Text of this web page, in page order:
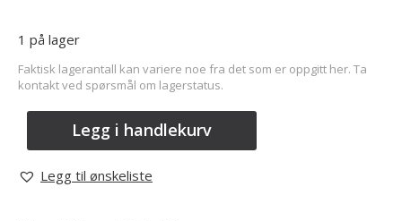
1 på lager
Faktisk lagerantall kan variere noe fra det som er oppgitt her. Ta
kontakt ved spørsmål om lagerstatus.
Legg i handlekurv
Legg til ønskeliste